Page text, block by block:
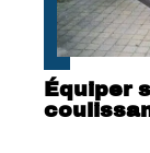
Équiper